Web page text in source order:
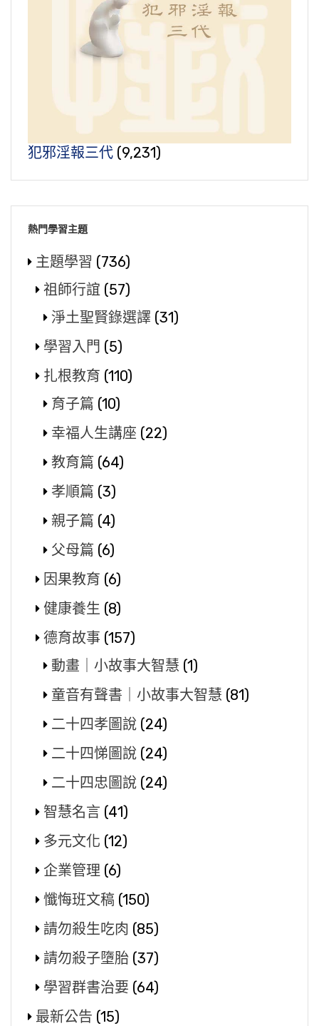
犯邪淫報三代 (9,231)
熱門學習主題
主題學習 (736)
祖師行誼 (57)
淨土聖賢錄選譯 (31)
學習入門 (5)
扎根教育 (110)
育子篇 (10)
幸福人生講座 (22)
教育篇 (64)
孝順篇 (3)
親子篇 (4)
父母篇 (6)
因果教育 (6)
健康養生 (8)
德育故事 (157)
動畫｜小故事大智慧 (1)
童音有聲書｜小故事大智慧 (81)
二十四孝圖說 (24)
二十四悌圖說 (24)
二十四忠圖說 (24)
智慧名言 (41)
多元文化 (12)
企業管理 (6)
懺悔班文稿 (150)
請勿殺生吃肉 (85)
請勿殺子墮胎 (37)
學習群書治要 (64)
最新公告 (15)